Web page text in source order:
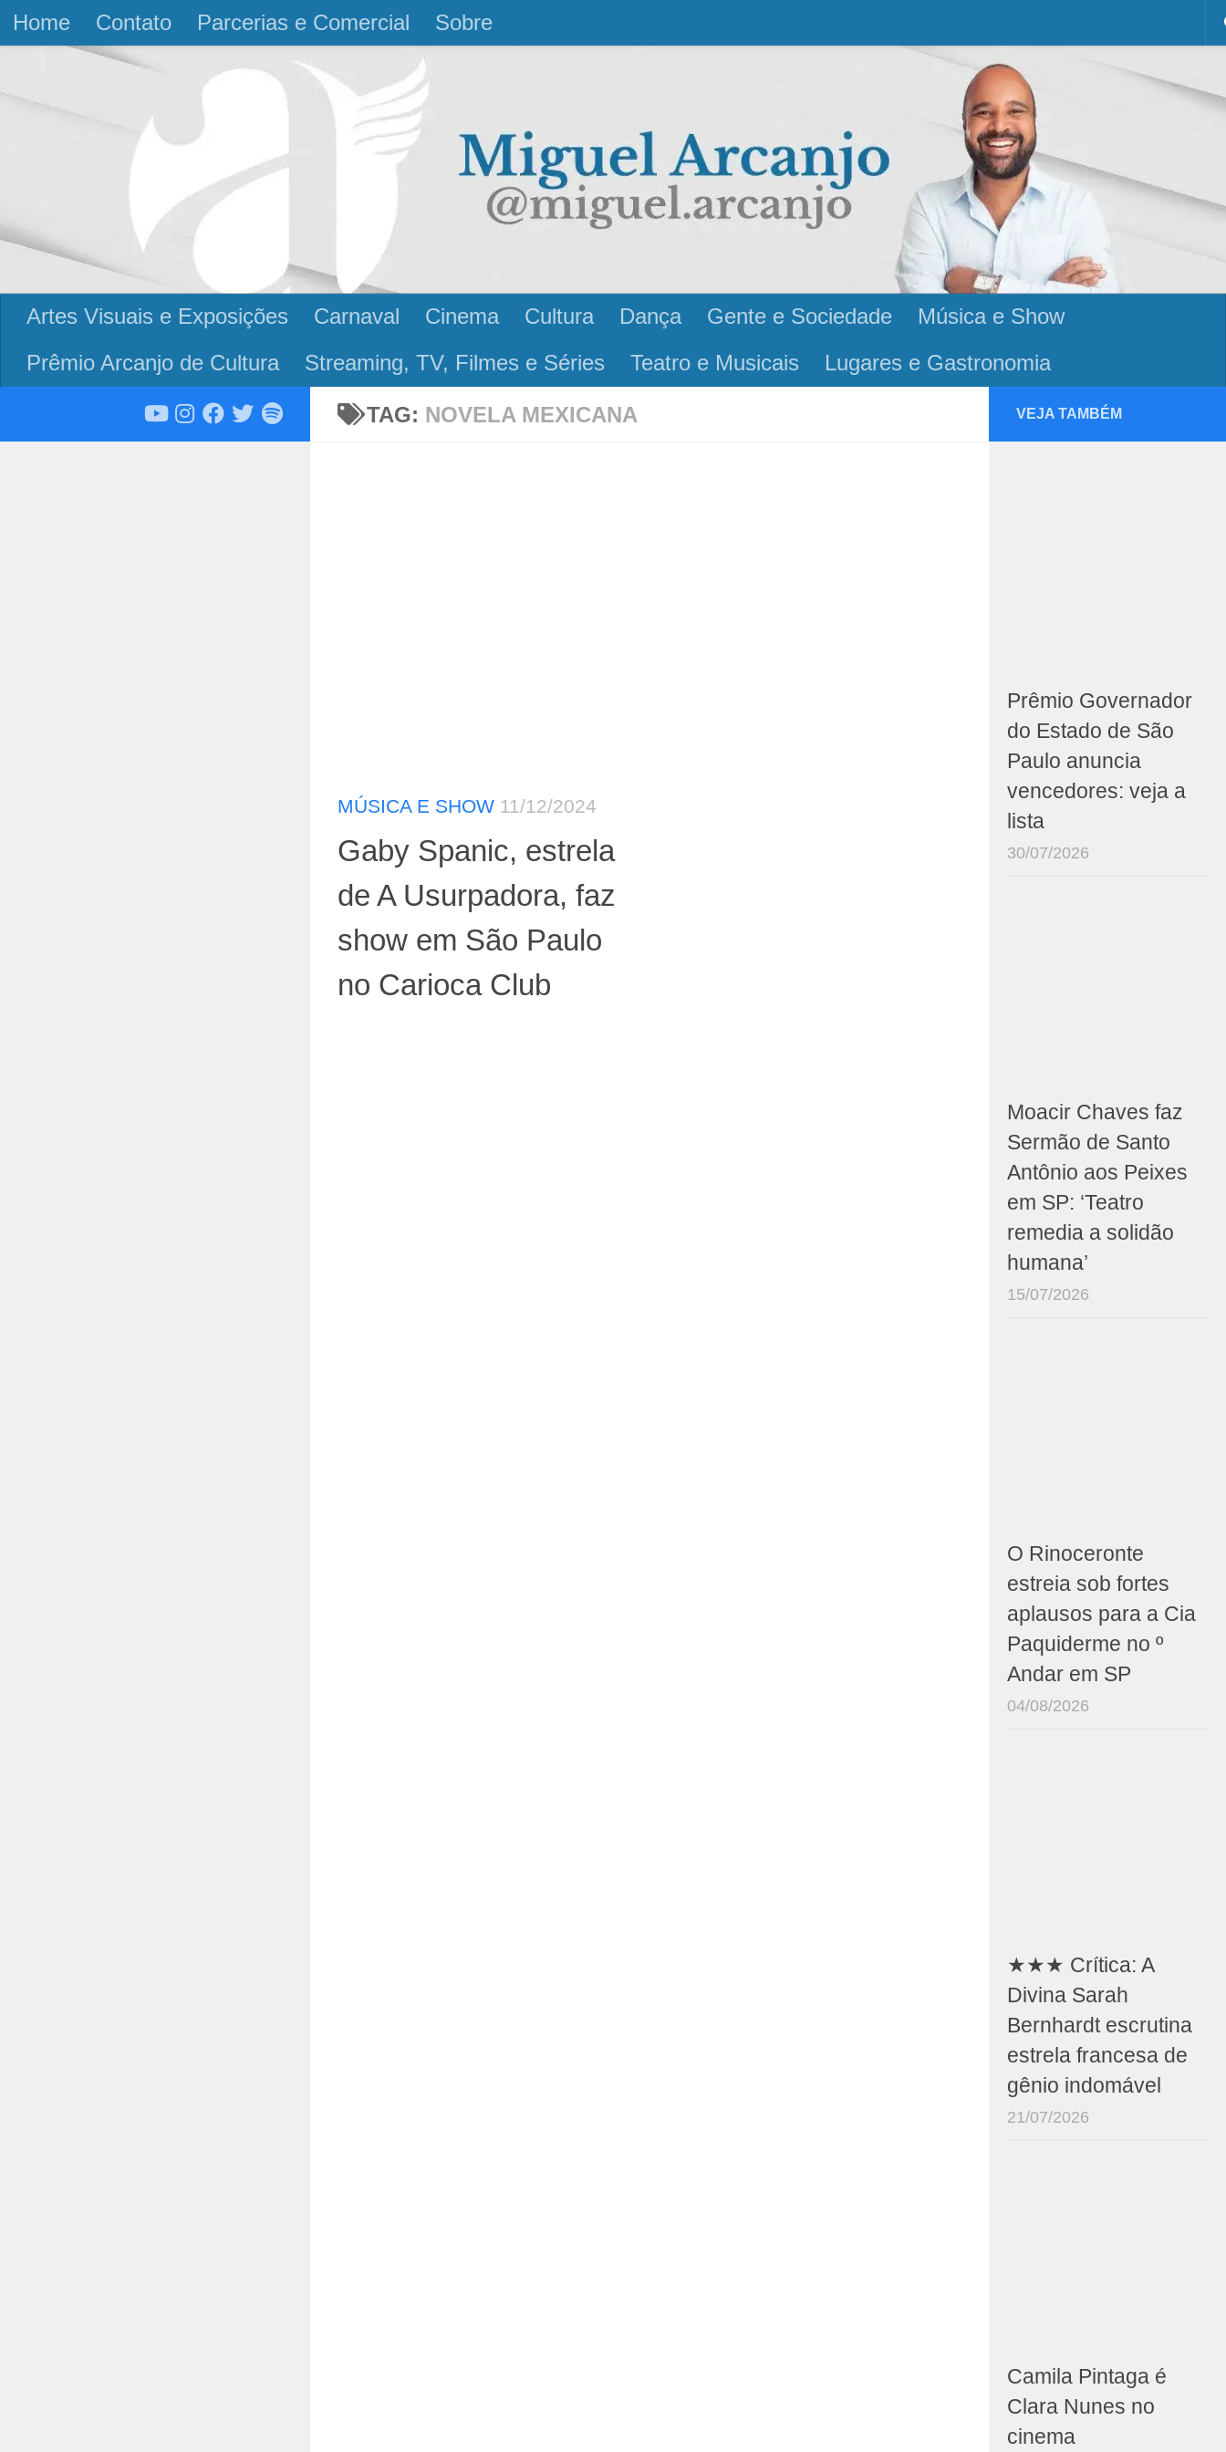
Skip to content
Home Contato Parcerias e Comercial Sobre
Artes Visuais e Exposições Carnaval Cinema Cultura Dança Gente e Sociedade
Música e Show
Prêmio Arcanjo de Cultura
Streaming, TV, Filmes e Séries Teatro e Musicais Lugares e Gastronomia
TAG: NOVELA MEXICANA
MÚSICA E SHOW 11/12/2024
Gaby Spanic, estrela
de A Usurpadora, faz
show em São Paulo
no Carioca Club
VEJA TAMBÉM
Prêmio Governador
do Estado de São
Paulo anuncia
vencedores: veja a
lista
30/07/2026
Moacir Chaves faz
Sermão de Santo
Antônio aos Peixes
em SP: ‘Teatro
remedia a solidão
humana’
15/07/2026
O Rinoceronte
estreia sob fortes
aplausos para a Cia
Paquiderme no º
Andar em SP
04/08/2026
★★★ Crítica: A
Divina Sarah
Bernhardt escrutina
estrela francesa de
gênio indomável
21/07/2026
Camila Pintaga é
Clara Nunes no
cinema